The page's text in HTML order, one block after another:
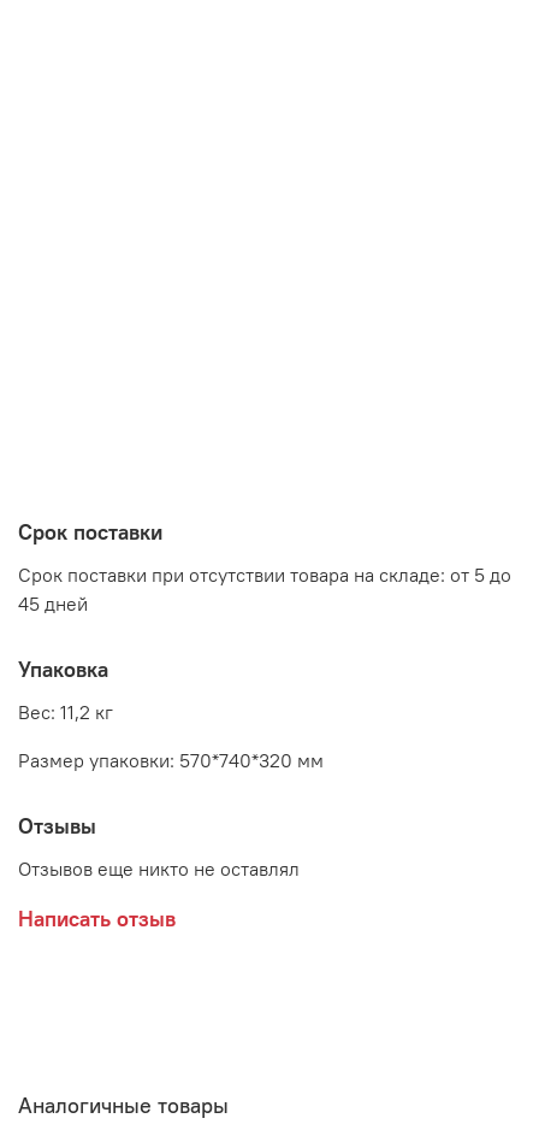
Срок поставки
Срок поставки при отсутствии товара на складе: от 5 до
45 дней
Упаковка
Вес: 11,2 кг
Размер упаковки: 570*740*320 мм
Отзывы
Отзывов еще никто не оставлял
Написать отзыв
Аналогичные товары